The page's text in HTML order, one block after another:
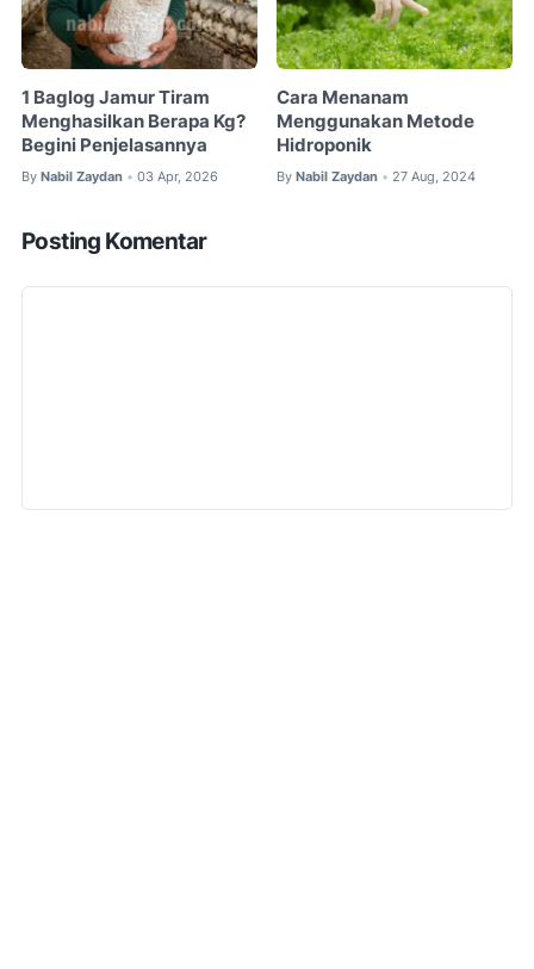
1 Baglog Jamur Tiram
Menghasilkan Berapa Kg?
Begini Penjelasannya
By Nabil Zaydan • 03 Apr, 2026
Cara Menanam
Menggunakan Metode
Hidroponik
By Nabil Zaydan • 27 Aug, 2024
Posting Komentar